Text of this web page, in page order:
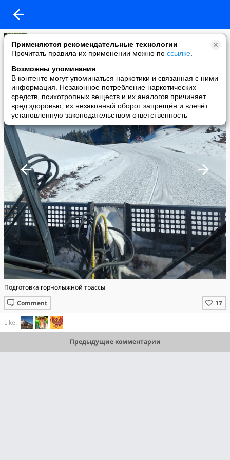
Применяются рекомендательные технологии
Прочитать правила их применении можно по ссылке
Возможны упоминания
В контенте могут упоминаться наркотики и связанная с ними
информация. Незаконное потребление наркотических
средств, психотропных веществ и их аналогов причиняет
вред здоровью, их незаконный оборот запрещён и влечёт
установленную законодательством ответственность
Елена Матяс
added a photo
25 Feb в 23:05
Подготовка горнолыжной трассы
Comment
Like:
Предыдущие комментарии